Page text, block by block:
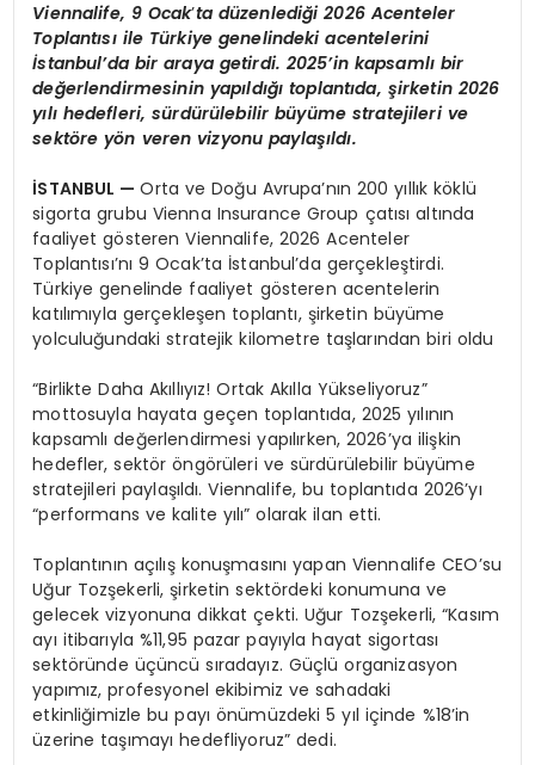
Viennalife, 9 Ocak’tadüzenlediği 2026 Acenteler
Toplantısı ile Türkiye genelindeki acentelerini
İstanbul’da bir araya getirdi. 2025’in kapsamlı bir
değerlendirmesinin yapıldığı toplantıda, şirketin 2026
yılı hedefleri, sürdürülebilir büyüme stratejileri ve
sektöre yön veren vizyonu paylaşıldı.
İSTANBUL —Orta ve Doğu Avrupa’nın 200 yıllık köklü
sigorta grubu Vienna Insurance Group çatısı altında
faaliyet gösteren Viennalife, 2026 Acenteler
Toplantısı’nı 9 Ocak’ta İstanbul’da gerçekleştirdi.
Türkiye genelinde faaliyet gösteren acentelerin
katılımıyla gerçekleşen toplantı, şirketin büyüme
yolculuğundaki stratejik kilometre taşlarından biri oldu
“Birlikte Daha Akıllıyız! Ortak Akılla Yükseliyoruz”
mottosuyla hayata geçen toplantıda, 2025 yılının
kapsamlı değerlendirmesi yapılırken, 2026’ya ilişkin
hedefler, sektör öngörüleri ve sürdürülebilir büyüme
stratejileri paylaşıldı. Viennalife, bu toplantıda 2026’yı
“performans ve kalite yılı” olarak ilan etti.
Toplantının açılış konuşmasını yapan Viennalife CEO’su
Uğur Tozşekerli, şirketin sektördeki konumuna ve
gelecek vizyonuna dikkat çekti. Uğur Tozşekerli, “Kasım
ayı itibarıyla %11,95 pazar payıyla hayat sigortası
sektöründe üçüncü sıradayız. Güçlü organizasyon
yapımız, profesyonel ekibimiz ve sahadaki
etkinliğimizle bu payı önümüzdeki 5 yıl içinde %18’in
üzerine taşımayı hedefliyoruz” dedi.